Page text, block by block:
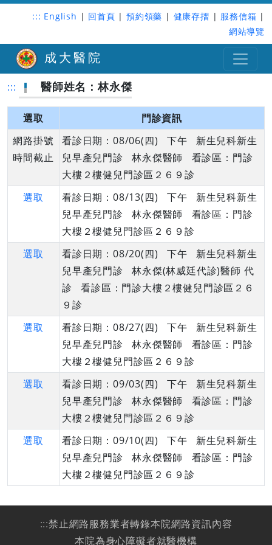
::: English | 回首頁 | 預約領藥 | 健康存摺 | 服務信箱 |
網站導覽
成大醫院
::: 醫師姓名：林永傑
選取
門診資訊
網路掛號
時間截止
看診日期：08/06(四) 下午 新生兒科新生
兒早產兒門診 林永傑醫師 看診區：門診
大樓２樓健兒門診區２６９診
選取
看診日期：08/13(四) 下午 新生兒科新生
兒早產兒門診 林永傑醫師 看診區：門診
大樓２樓健兒門診區２６９診
選取
看診日期：08/20(四) 下午 新生兒科新生
兒早產兒門診 林永傑(林威廷代診)醫師 代
診 看診區：門診大樓２樓健兒門診區２６
９診
選取
看診日期：08/27(四) 下午 新生兒科新生
兒早產兒門診 林永傑醫師 看診區：門診
大樓２樓健兒門診區２６９診
選取
看診日期：09/03(四) 下午 新生兒科新生
兒早產兒門診 林永傑醫師 看診區：門診
大樓２樓健兒門診區２６９診
選取
看診日期：09/10(四) 下午 新生兒科新生
兒早產兒門診 林永傑醫師 看診區：門診
大樓２樓健兒門診區２６９診
:::禁止網路服務業者轉錄本院網路資訊內容
本院為身心障礙者就醫機構